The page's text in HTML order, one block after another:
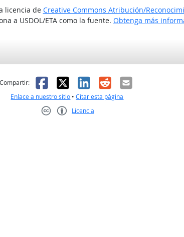
licencia de Creative Commons Atribución/
a USDOL/ETA como la fuente. Obtenga más
Compartir: Facebook
X LinkedIn
RedditCorreo
Enlace a nuestro sitio •Citar esta página
Licencia